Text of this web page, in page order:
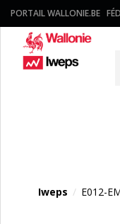
PORTAIL WALLONIE.BE
Iweps / E012-